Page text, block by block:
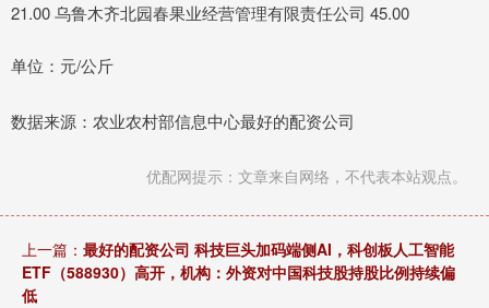
21.00 乌鲁木齐北园春果业经营管理有限责任公司 45.00
单位：元/公斤
数据来源：农业农村部信息中心最好的配资公司
优配网提示：文章来自网络，不代表本站观点。
上一篇： 最好的配资公司 科技巨头加码端侧AI，科创板人工智能
ETF（588930）高开，机构：外资对中国科技股持股比例持续偏
低